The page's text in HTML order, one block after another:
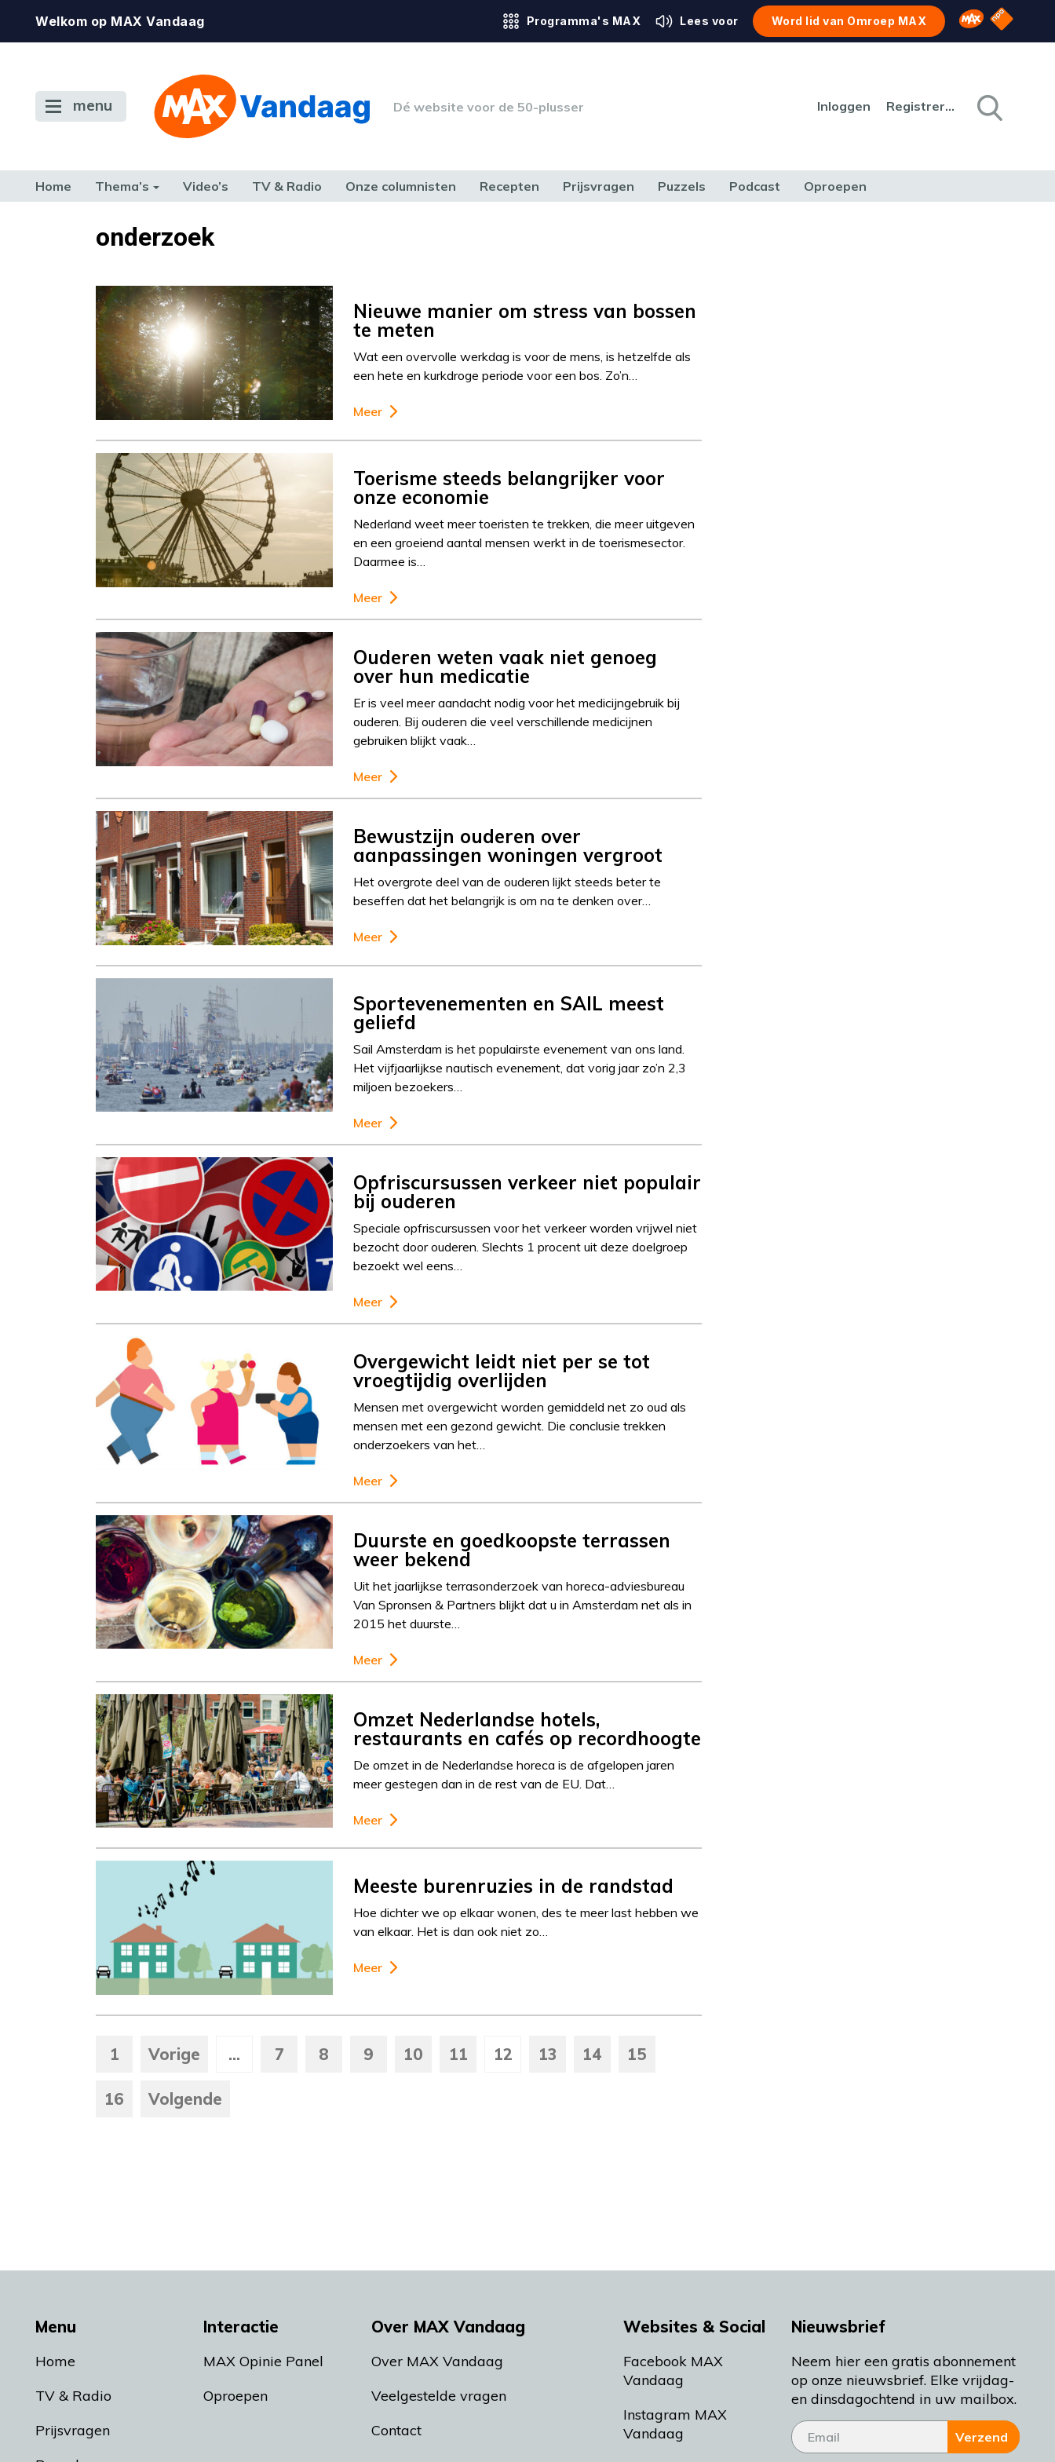
Welkom op MAX Vandaag Programma's MAX Lees voor Word lid van Omroep MAX Omroep MAX
NPO
menu Dé website voor de 50-plusser Inloggen Registreren
Home Thema’s Video’s TV & Radio Onze columnisten Recepten Prijsvragen Puzzels Podcast Oproepen
TERUG NAAR TOENonderzoek
Nieuwe manier om stress van bossen
te meten
Wat een overvolle werkdag is voor de mens, is hetzelfde als
een hete en kurkdroge periode voor een bos. Zo’n…
Meer
Toerisme steeds belangrijker voor
onze economie
Nederland weet meer toeristen te trekken, die meer uitgeven
en een groeiend aantal mensen werkt in de toerismesector.
Daarmee is…
Meer
Ouderen weten vaak niet genoeg
over hun medicatie
Er is veel meer aandacht nodig voor het medicijngebruik bij
ouderen. Bij ouderen die veel verschillende medicijnen
gebruiken blijkt vaak…
Meer
Bewustzijn ouderen over
aanpassingen woningen vergroot
Het overgrote deel van de ouderen lijkt steeds beter te
beseffen dat het belangrijk is om na te denken over…
Meer
Sportevenementen en SAIL meest
geliefd
Sail Amsterdam is het populairste evenement van ons land.
Het vijfjaarlijkse nautisch evenement, dat vorig jaar zo’n 2,3
miljoen bezoekers…
Meer
Opfriscursussen verkeer niet populair
bij ouderen
Speciale opfriscursussen voor het verkeer worden vrijwel niet
bezocht door ouderen. Slechts 1 procent uit deze doelgroep
bezoekt wel eens…
Meer
Overgewicht leidt niet per se tot
vroegtijdig overlijden
Mensen met overgewicht worden gemiddeld net zo oud als
mensen met een gezond gewicht. Die conclusie trekken
onderzoekers van het…
Meer
Duurste en goedkoopste terrassen
weer bekend
Uit het jaarlijkse terrasonderzoek van horeca-adviesbureau
Van Spronsen & Partners blijkt dat u in Amsterdam net als in
2015 het duurste…
Meer
Omzet Nederlandse hotels,
restaurants en cafés op recordhoogte
De omzet in de Nederlandse horeca is de afgelopen jaren
meer gestegen dan in de rest van de EU. Dat…
Meer
Meeste burenruzies in de randstad
Hoe dichter we op elkaar wonen, des te meer last hebben we
van elkaar. Het is dan ook niet zo…
Meer
1 Vorige ... 7 8 9 10 11 12 13 14 15
16 Volgende
Menu
Home
TV & Radio
Prijsvragen
Interactie
MAX Opinie Panel
Oproepen
Over MAX Vandaag
Over MAX Vandaag
Veelgestelde vragen
Contact
Websites & Social
Facebook MAX
Vandaag
Instagram MAX
Vandaag
Nieuwsbrief
Neem hier een gratis abonnement
op onze nieuwsbrief. Elke vrijdag-
en dinsdagochtend in uw mailbox.
Verzend